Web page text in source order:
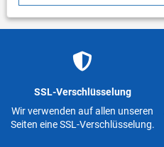
SSL-Verschlüsselung
Wir verwenden auf allen unseren
Seiten eine SSL-Verschlüsselung.